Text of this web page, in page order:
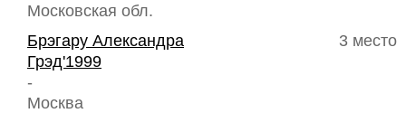
Московская обл.
3 место
Брэгару Александра
Грэд'1999
-
Москва